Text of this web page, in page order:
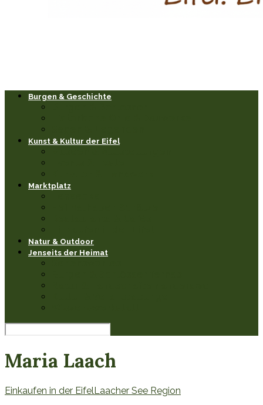
Burgen & Geschichte
Kunst & Kultur der Eifel
Marktplatz
Natur & Outdoor
Jenseits der Heimat
Maria Laach
Einkaufen in der EifelLaacher See Region